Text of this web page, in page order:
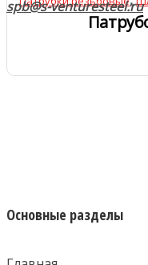
spb@s-venturesteel.ru
Основные разделы